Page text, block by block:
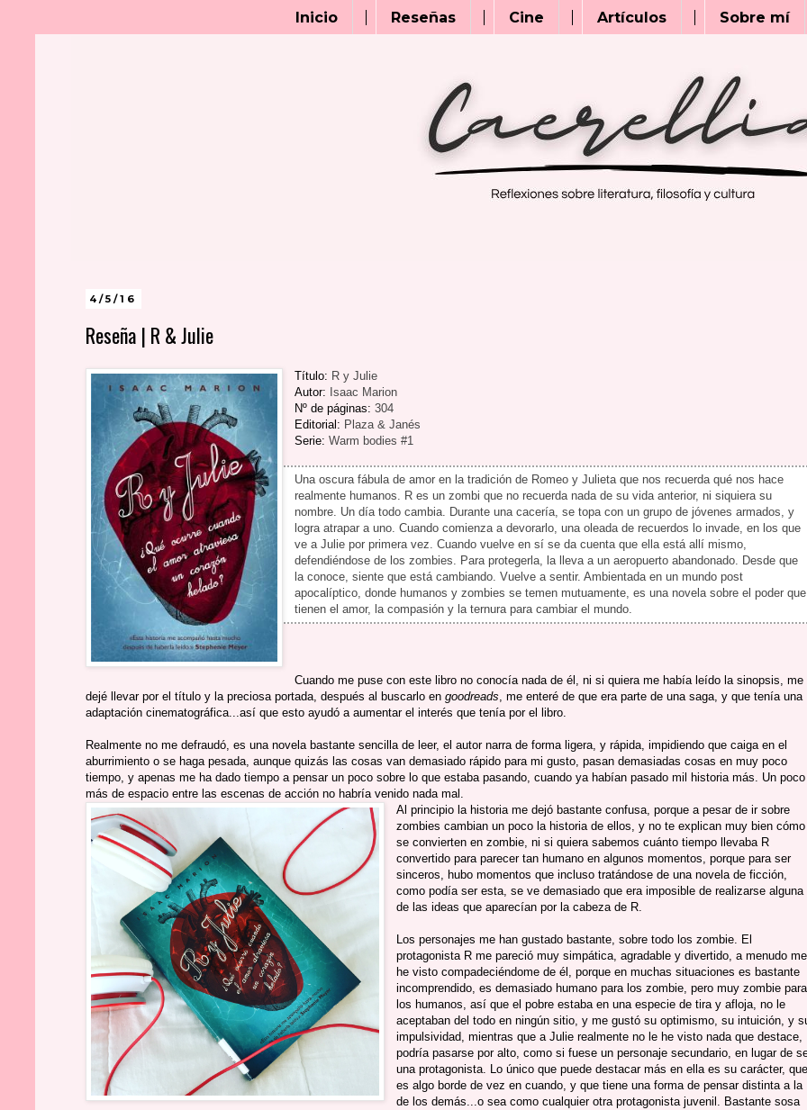
Inicio Reseñas Cine Artículos Sobre mí
4/5/16
Reseña | R & Julie
Título: R y Julie
Autor: Isaac Marion
Nº de páginas: 304
Editorial: Plaza & Janés
Serie: Warm bodies #1
Una oscura fábula de amor en la tradición de Romeo y Julieta que nos recuerda qué nos hace
realmente humanos. R es un zombi que no recuerda nada de su vida anterior, ni siquiera su
nombre. Un día todo cambia. Durante una cacería, se topa con un grupo de jóvenes armados, y
logra atrapar a uno. Cuando comienza a devorarlo, una oleada de recuerdos lo invade, en los que
ve a Julie por primera vez. Cuando vuelve en sí se da cuenta que ella está allí mismo,
defendiéndose de los zombies. Para protegerla, la lleva a un aeropuerto abandonado. Desde que
la conoce, siente que está cambiando. Vuelve a sentir. Ambientada en un mundo post
apocalíptico, donde humanos y zombies se temen mutuamente, es una novela sobre el poder que
tienen el amor, la compasión y la ternura para cambiar el mundo.
Cuando me puse con este libro no conocía nada de él, ni si quiera me había leído la sinopsis, me
dejé llevar por el título y la preciosa portada, después al buscarlo en goodreads, me enteré de que era parte de una saga, y que tenía una
adaptación cinematográfica...así que esto ayudó a aumentar el interés que tenía por el libro.
Realmente no me defraudó, es una novela bastante sencilla de leer, el autor narra de forma ligera, y rápida, impidiendo que caiga en el
aburrimiento o se haga pesada, aunque quizás las cosas van demasiado rápido para mi gusto, pasan demasiadas cosas en muy poco
tiempo, y apenas me ha dado tiempo a pensar un poco sobre lo que estaba pasando, cuando ya habían pasado mil historia más. Un poco
más de espacio entre las escenas de acción no habría venido nada mal.
Al principio la historia me dejó bastante confusa, porque a pesar de ir sobre
zombies cambian un poco la historia de ellos, y no te explican muy bien cómo
se convierten en zombie, ni si quiera sabemos cuánto tiempo llevaba R
convertido para parecer tan humano en algunos momentos, porque para ser
sinceros, hubo momentos que incluso tratándose de una novela de ficción,
como podía ser esta, se ve demasiado que era imposible de realizarse alguna
de las ideas que aparecían por la cabeza de R.
Los personajes me han gustado bastante, sobre todo los zombie. El
protagonista R me pareció muy simpática, agradable y divertido, a menudo me
he visto compadeciéndome de él, porque en muchas situaciones es bastante
incomprendido, es demasiado humano para los zombie, pero muy zombie para
los humanos, así que el pobre estaba en una especie de tira y afloja, no le
aceptaban del todo en ningún sitio, y me gustó su optimismo, su intuición, y
impulsividad, mientras que a Julie realmente no le he visto nada que destace,
podría pasarse por alto, como si fuese un personaje secundario, en lugar de
una protagonista. Lo único que puede destacar más en ella es su carácter, que
es algo borde de vez en cuando, y que tiene una forma de pensar distinta a la
de los demás...o sea como cualquier otra protagonista juvenil. Bastante sosa